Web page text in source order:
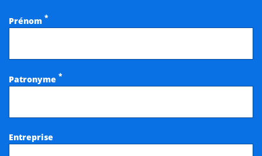
Prénom *
Patronyme *
Entreprise